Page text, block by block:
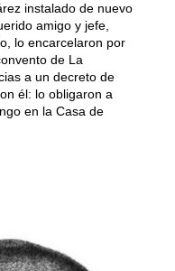
instalado de nuevo
amigo y jefe,
lo encarcelaron por
de La
a un decreto de
él: lo obligaron a
en la Casa de